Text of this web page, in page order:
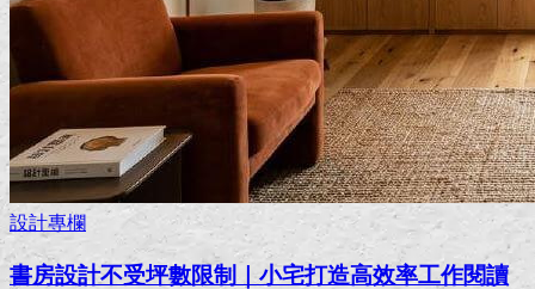
設計專欄
書房設計不受坪數限制｜小宅打造高效率工作閱讀